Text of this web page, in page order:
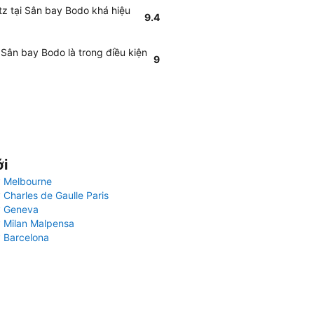
tại Sân bay Bodo khá hiệu
9.4
bay Bodo là trong điều kiện
9
Melbourne
de Gaulle Paris
Geneva
Milan Malpensa
Barcelona